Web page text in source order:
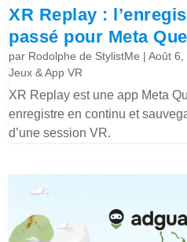
XR Replay :
passé pour Meta
par Rodolphe de StylistMe |Août 6,
Jeux & App VR
XR Replay est une app Meta
enregistre en continu et
d’une session VR.